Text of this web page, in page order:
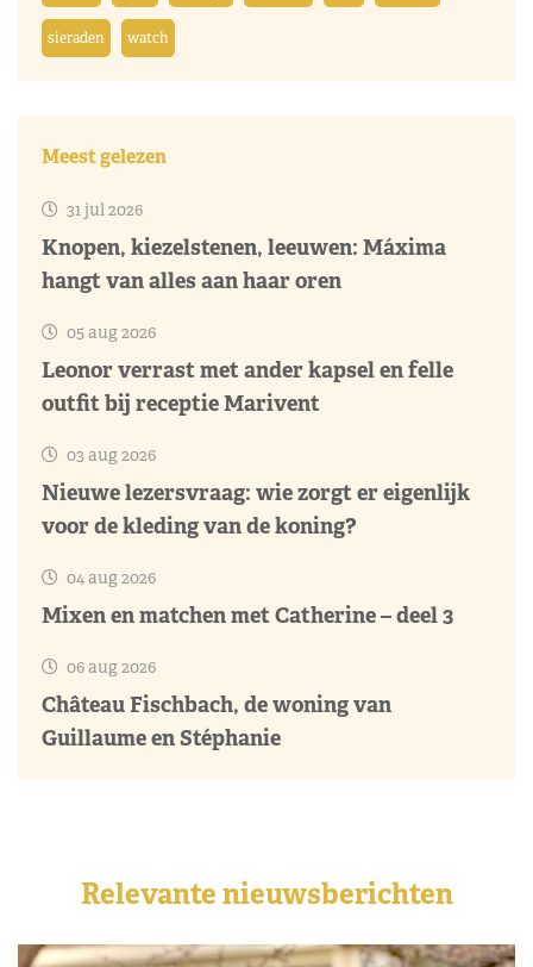
sieraden watch
Meest gelezen
31 jul 2026
Knopen, kiezelstenen, leeuwen: Máxima
hangt van alles aan haar oren
05 aug 2026
Leonor verrast met ander kapsel en felle
outfit bij receptie Marivent
03 aug 2026
Nieuwe lezersvraag: wie zorgt er eigenlijk
voor de kleding van de koning?
04 aug 2026
Mixen en matchen met Catherine – deel 3
06 aug 2026
Château Fischbach, de woning van
Guillaume en Stéphanie
Relevante nieuwsberichten